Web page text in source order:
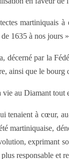
1635 à nos jours
par la
ainsi que le bourg
au Diamant tout
à cœur,
exprimant
responsable et